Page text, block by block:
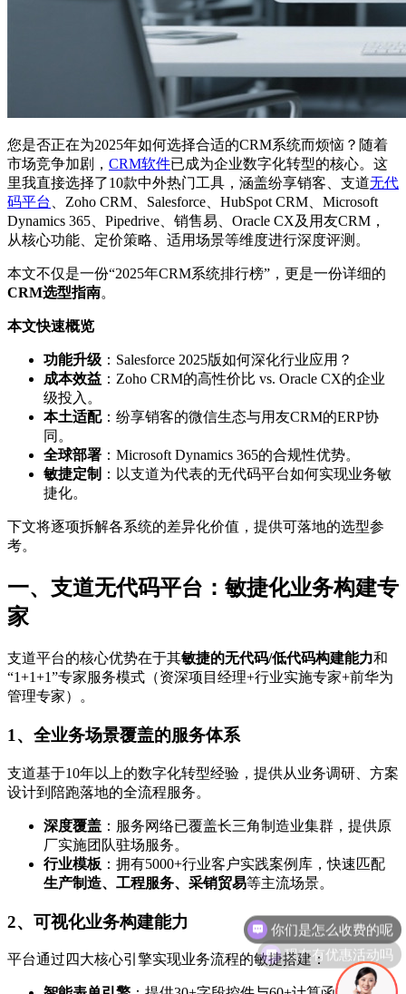
您是否正在为2025年如何选择合适的CRM系统而烦恼？随着
市场竞争加剧， CRM软件已成为企业数字化转型的核心。这
里我直接选择了10款中外热门工具，涵盖纷享销客、支道无代
码平台
、Zoho CRM、Salesforce、HubSpot CRM、Microsoft
Dynamics 365、Pipedrive、销售易、Oracle CX及用友CRM，
从核心功能、定价策略、适用场景等维度进行深度评测。
本文不仅是一份“2025年CRM系统排行榜”，更是一份详细的
CRM选型指南。
本文快速概览
功能升级 ：Salesforce 2025版如何深化行业应用？
成本效益 ：Zoho CRM的高性价比 vs. Oracle CX的企业
级投入。
本土适配：纷享销客的微信生态与用友CRM的ERP协
同。
全球部署 ：Microsoft Dynamics 365的合规性优势。
敏捷定制 ：以支道为代表的无代码平台如何实现业务敏
捷化。
下文将逐项拆解各系统的差异化价值，提供可落地的选型参
考。
一、支道无代码平台：敏捷化业务构建专
家
支道平台的核心优势在于其敏捷的无代码/低代码构建能力和
“1+1+1”专家服务模式（资深项目经理+行业实施专家+前华为
管理专家）。
1、全业务场景覆盖的服务体系
支道基于10年以上的数字化转型经验，提供从业务调研、方案
设计到陪跑落地的全流程服务。
深度覆盖 ：服务网络已覆盖长三角制造业集群，提供原
厂实施团队驻场服务。
行业模板 ：拥有5000+行业客户实践案例库，快速匹配
生产制造、工程服务、采销贸易等主流场景。
2、可视化业务构建能力
平台通过四大核心引擎实现业务流程的敏捷搭建：
现在有优惠活动吗